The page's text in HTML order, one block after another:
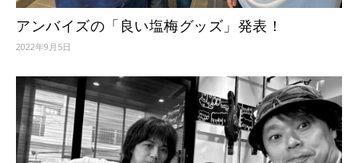
アンバイズの「良い塩梅グッズ」発表！
2022年9月5日